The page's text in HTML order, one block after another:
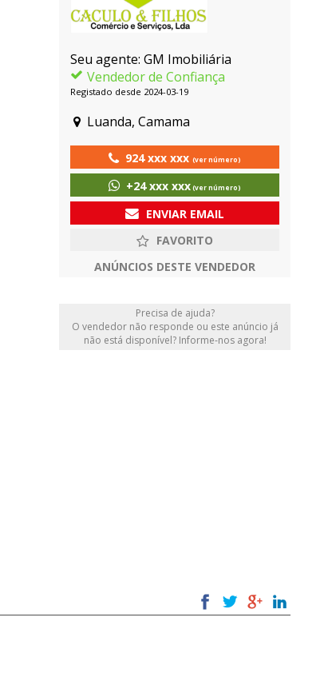
Seu agente: GM Imobiliária
Vendedor de Confiança
Registado desde 2024-03-19
Luanda, Camama
924 xxx xxx(ver número)
+24 xxx xxx(ver número)
ENVIAR EMAIL
ANÚNCIOS DESTE VENDEDOR
Precisa de ajuda?
O vendedor não responde ou este anúncio já
não está disponível? Informe-nos agora!